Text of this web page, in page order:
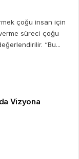
çoğu insan için
süreci çoğu
“Bu...
Vizyona